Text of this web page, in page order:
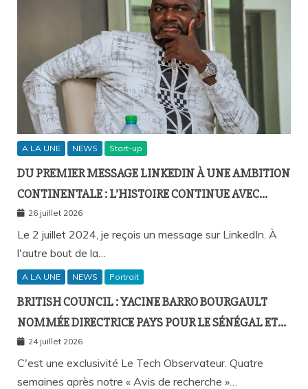
A LA UNE NEWS Start-up
DU PREMIER MESSAGE LINKEDIN À UNE AMBITION
CONTINENTALE : L’HISTOIRE CONTINUE AVEC
BIRAHIM FALL ET BICTORYS
26 juillet 2026
Le 2 juillet 2024, je reçois un message sur LinkedIn. À
l'autre bout de la…
A LA UNE NEWS Portrait
BRITISH COUNCIL : YACINE BARRO BOURGAULT
NOMMÉE DIRECTRICE PAYS POUR LE SÉNÉGAL ET
L’AFRIQUE FRANCOPHONE
24 juillet 2026
C'est une exclusivité Le Tech Observateur. Quatre
semaines après notre « Avis de recherche »…